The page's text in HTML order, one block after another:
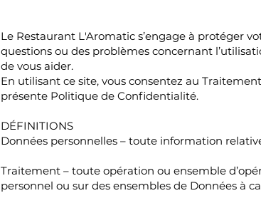
Le Restaurant L'Aromatic s’engage à protéger
questions ou des problèmes concernant
de vous aider.
En utilisant ce site, vous consentez au
présente Politique de Confidentialité.
DÉFINITIONS
Données personnelles – toute information
Traitement – toute opération ou ensemble
personnel ou sur des ensembles de Données à